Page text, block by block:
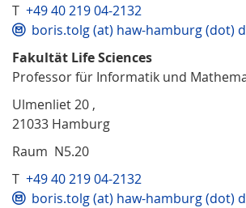
T +49 40 219 04-2132
boris.tolg (at) haw-hamburg (dot)
Fakultät Life Sciences
Professor für Informatik und
Ulmenliet 20 ,
21033 Hamburg
Raum N5.20
T +49 40 219 04-2132
boris.tolg (at) haw-hamburg (dot)